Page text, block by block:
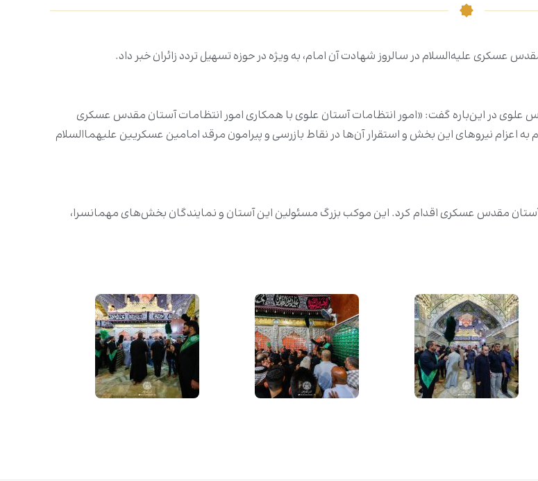
علیه‌السلام در سالروز شهادت آن امام، به ویژه در حوزه تسهیل تردد زائران خبر داد.
در این‌باره گفت: «امور انتظامات آستان علوی با همکاری امور انتظامات آستان مقدس عسکری
به اعزام نیروهای این بخش و استقرار آن‌ها در نقاط بازرسی و پیرامون مرقد امامین عسکریین علیهماالسلام
مقدس عسکری اقدام کرد. این موکب بزرگ مسئولین این آستان و نمایندگان بخش‌های مهمانسرا،